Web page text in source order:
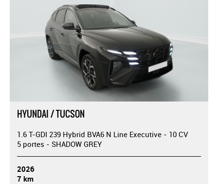
HYUNDAI / TUCSON
1.6 T-GDI 239 Hybrid BVA6 N Line Executive - 10 CV
5 portes - SHADOW GREY
2026
7 km